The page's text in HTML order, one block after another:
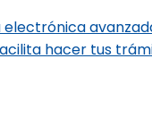
hacer tus